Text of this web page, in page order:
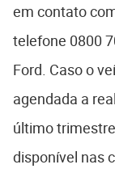
em contato
telefone 0800
Ford. Caso o
agendada a
último
disponível nas